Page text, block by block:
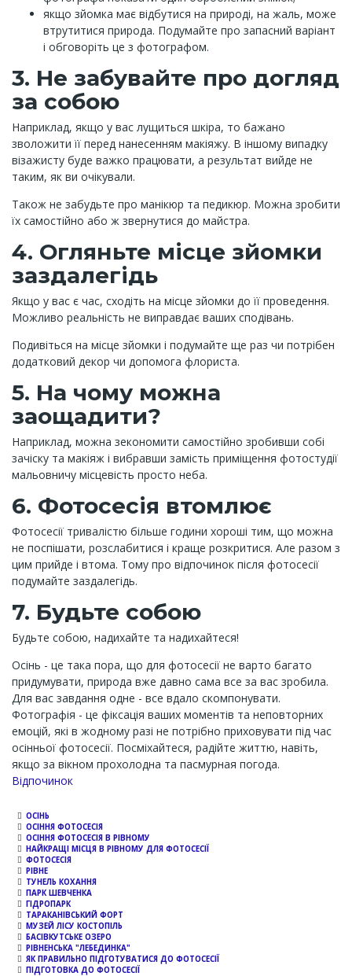
якщо зйомка має відбутися на природі, на жаль, може
втрутитися природа. Подумайте про запасний варіант
і обговоріть це з фотографом.
3. Не забувайте про догляд
за собою
Наприклад, якщо у вас лущиться шкіра, то бажано
зволожити її перед нанесенням макіяжу. В іншому випадку
візажисту буде важко працювати, а результат вийде не
таким, як ви очікували.
Також не забудьте про манікюр та педикюр. Можна зробити
їх самостійно або ж звернутися до майстра.
4. Огляньте місце зйомки
заздалегідь
Якщо у вас є час, сходіть на місце зйомки до її проведення.
Можливо реальність не виправдає ваших сподівань.
Подивіться на місце зйомки і подумайте ще раз чи потрібен
додатковий декор чи допомога флориста.
5. На чому можна
заощадити?
Наприклад, можна зекономити самостійно зробивши собі
зачіску та макіяж і вибравши замість приміщення фотостудії
мальовничу місцевість просто неба.
6. Фотосесія втомлює
Фотосесії тривалістю більше години хороші тим, що можна
не поспішати, розслабитися і краще розкритися. Але разом з
цим прийде і втома. Тому про відпочинок після фотосесії
подумайте заздалегідь.
7. Будьте собою
Будьте собою, надихайте та надихайтеся!
Осінь - це така пора, що для фотосесії не варто багато
придумувати, природа вже давно сама все за вас зробила.
Для вас завдання одне - все вдало скомпонувати.
Фотографія - це фіксація ваших моментів та неповторних
емоцій, які в жодному разі не потрібно приховувати під час
осінньої фотосесії. Посміхайтеся, радійте життю, навіть,
якщо за вікном прохолодна та пасмурная погода.
Channel
Відпочинок
ОСІНЬ
ОСІННЯ ФОТОСЕСІЯ
ОСІННЯ ФОТОСЕСІЯ В РІВНОМУ
НАЙКРАЩІ МІСЦЯ В РІВНОМУ ДЛЯ ФОТОСЕСІЇ
ФОТОСЕСІЯ
РІВНЕ
ТУНЕЛЬ КОХАННЯ
ПАРК ШЕВЧЕНКА
ГІДРОПАРК
ТАРАКАНІВСЬКИЙ ФОРТ
МУЗЕЙ ЛІСУ КОСТОПІЛЬ
БАСІВКУТСЬКЕ ОЗЕРО
РІВНЕНСЬКА "ЛЕБЕДИНКА"
ЯК ПРАВИЛЬНО ПІДГОТУВАТИСЯ ДО ФОТОСЕСІЇ
ПІДГОТОВКА ДО ФОТОСЕСІЇ